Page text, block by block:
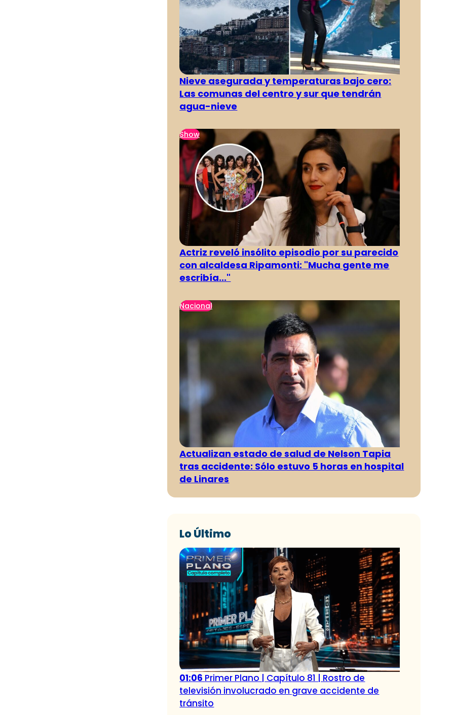
Nieve asegurada y temperaturas bajo cero:
Las comunas del centro y sur que tendrán
agua-nieve
Show
Actriz reveló insólito episodio por su parecido
con alcaldesa Ripamonti: "Mucha gente me
escribía..."
Nacional
Actualizan estado de salud de Nelson Tapia
tras accidente: Sólo estuvo 5 horas en hospital
de Linares
Lo Último
01:06 Primer Plano | Capítulo 81 | Rostro de
televisión involucrado en grave accidente de
tránsito